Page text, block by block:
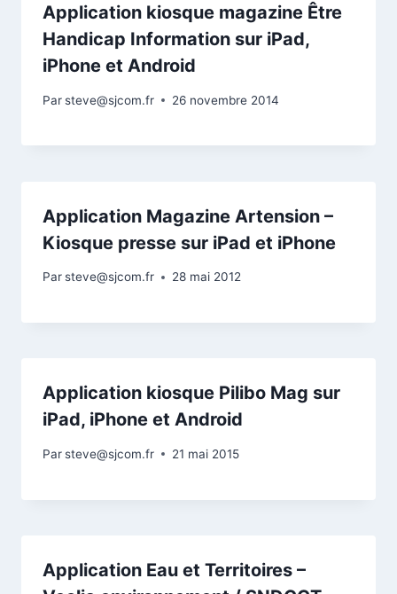
Application kiosque magazine Être
Handicap Information sur iPad,
iPhone et Android
Parsteve@sjcom.fr 26 novembre 2014
Application Magazine Artension –
Kiosque presse sur iPad et iPhone
Parsteve@sjcom.fr 28 mai 2012
Application kiosque Pilibo Mag sur
iPad, iPhone et Android
Parsteve@sjcom.fr 21 mai 2015
Application Eau et Territoires –